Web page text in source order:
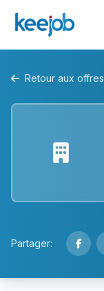
Retour aux offres
Partager: